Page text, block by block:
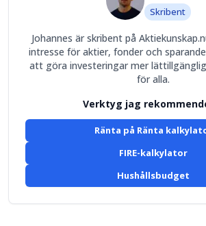
Skribent
Johannes är skribent på
intresse för aktier, fonder och
att göra investeringar mer
för alla.
Verktyg jag
Ränta på Ränta
FIRE-kalkylator
Hushållsbudget